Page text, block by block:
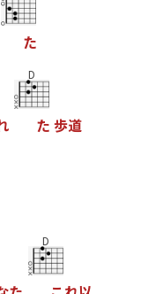
た
D
た 歩道
D